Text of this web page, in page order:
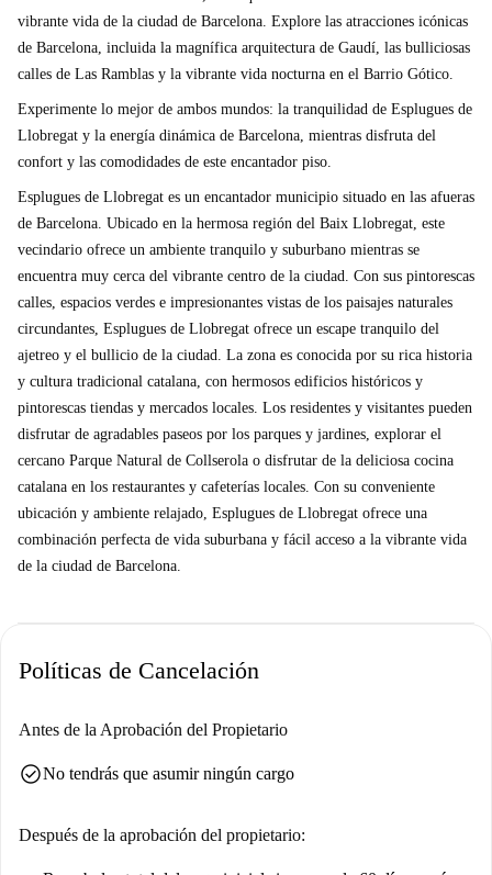
vibrante vida de la ciudad de Barcelona. Explore las atracciones icónicas
de Barcelona, incluida la magnífica arquitectura de Gaudí, las bulliciosas
calles de Las Ramblas y la vibrante vida nocturna en el Barrio Gótico.
Experimente lo mejor de ambos mundos: la tranquilidad de Esplugues de
Llobregat y la energía dinámica de Barcelona, mientras disfruta del
confort y las comodidades de este encantador piso.
Esplugues de Llobregat es un encantador municipio situado en las afueras
de Barcelona. Ubicado en la hermosa región del Baix Llobregat, este
vecindario ofrece un ambiente tranquilo y suburbano mientras se
encuentra muy cerca del vibrante centro de la ciudad. Con sus pintorescas
calles, espacios verdes e impresionantes vistas de los paisajes naturales
circundantes, Esplugues de Llobregat ofrece un escape tranquilo del
ajetreo y el bullicio de la ciudad. La zona es conocida por su rica historia
y cultura tradicional catalana, con hermosos edificios históricos y
pintorescas tiendas y mercados locales. Los residentes y visitantes pueden
disfrutar de agradables paseos por los parques y jardines, explorar el
cercano Parque Natural de Collserola o disfrutar de la deliciosa cocina
catalana en los restaurantes y cafeterías locales. Con su conveniente
ubicación y ambiente relajado, Esplugues de Llobregat ofrece una
combinación perfecta de vida suburbana y fácil acceso a la vibrante vida
de la ciudad de Barcelona.
Políticas de Cancelación
Antes de la Aprobación del Propietario
check_circleNo tendrás que asumir ningún cargo
Después de la aprobación del propietario: